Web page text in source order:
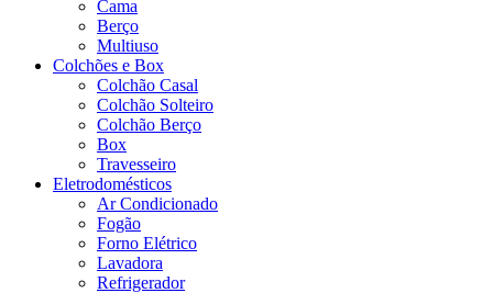
Cama
Berço
Multiuso
Colchões e Box
Colchão Casal
Colchão Solteiro
Colchão Berço
Box
Travesseiro
Eletrodomésticos
Ar Condicionado
Fogão
Forno Elétrico
Lavadora
Refrigerador